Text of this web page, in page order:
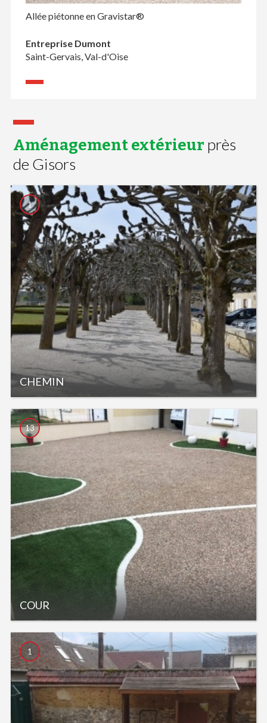
Allée piétonne en Gravistar®
Entreprise Dumont
Saint-Gervais, Val-d'Oise
Aménagement extérieur près
de Gisors
CHEMIN
1
COUR
13
1